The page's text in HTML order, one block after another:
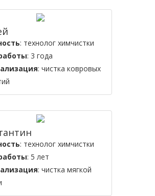
: технолог химчистки
: 3 года
: чистка ковровых
: технолог химчистки
: 5 лет
: чистка мягкой